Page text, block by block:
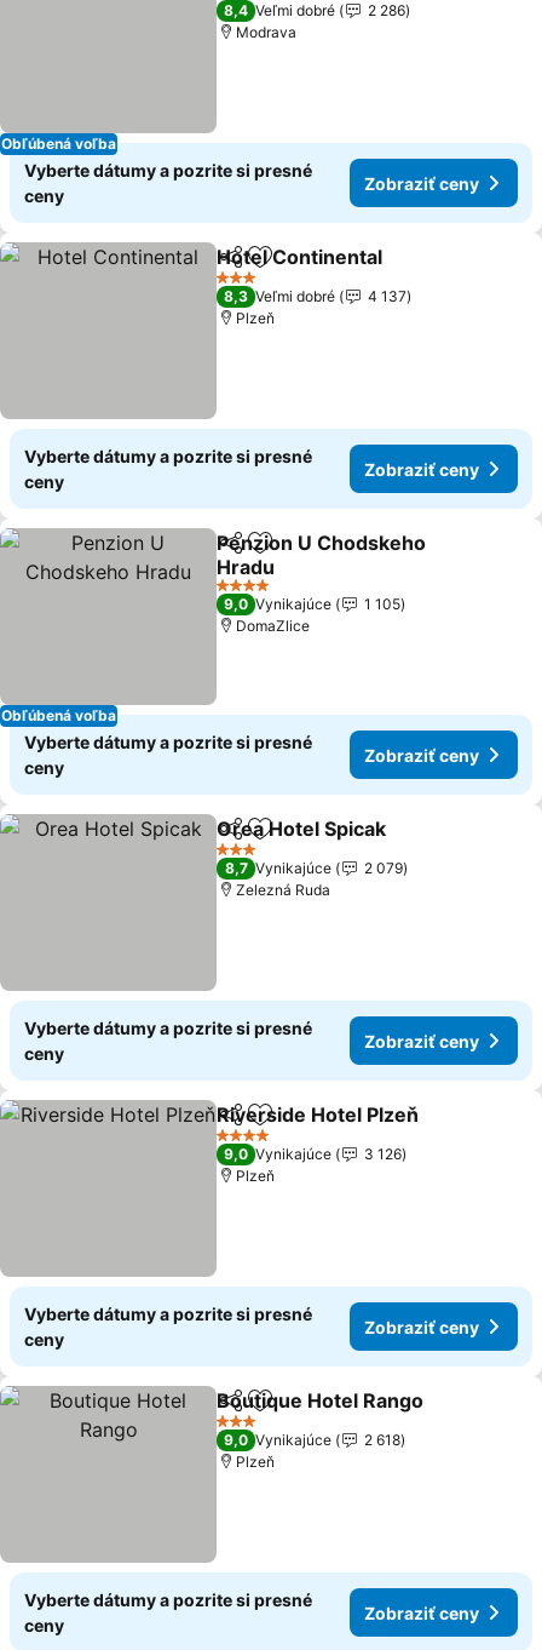
Obľúbená voľba
8,4 Veľmi dobré
2 286
Modrava
Vyberte dátumy a pozrite si presné
ceny
Zobraziť ceny
ZdieľaťPridať do obľúbených
Hotel Continental
3 Počet hviezdičiek
8,3 Veľmi dobré
4 137
Plzeň
Vyberte dátumy a pozrite si presné
ceny
Zobraziť ceny
Obľúbená voľba
ZdieľaťPridať do obľúbených
Penzion U Chodskeho
Hradu
Zobraziť ceny
4 Počet hviezdičiek
9,0 Vynikajúce
1 105
DomaZlice
Vyberte dátumy a pozrite si presné
ceny
Zobraziť ceny
ZdieľaťPridať do obľúbených
Orea Hotel Spicak
3 Počet hviezdičiek
8,7 Vynikajúce
2 079
Zelezná Ruda
Vyberte dátumy a pozrite si presné
ceny
Zobraziť ceny
ZdieľaťPridať do obľúbených
Riverside Hotel Plzeň
4 Počet hviezdičiek
9,0 Vynikajúce
3 126
Plzeň
Vyberte dátumy a pozrite si presné
ceny
Zobraziť ceny
ZdieľaťPridať do obľúbených
Boutique Hotel Rango
3 Počet hviezdičiek
9,0 Vynikajúce
2 618
Plzeň
Vyberte dátumy a pozrite si presné
ceny
Zobraziť ceny